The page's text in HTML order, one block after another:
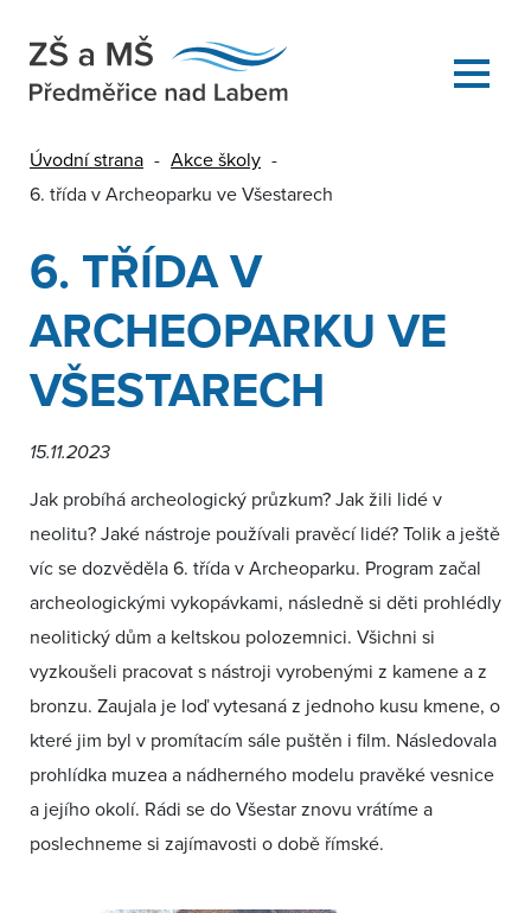
Úvodní strana - Akce školy -
6. třída v Archeoparku ve Všestarech
6. TŘÍDA V
ARCHEOPARKU VE
VŠESTARECH
15.11.2023
Jak probíhá archeologický průzkum? Jak žili lidé v
neolitu? Jaké nástroje používali pravěcí lidé? Tolik a ještě
víc se dozvěděla 6. třída v Archeoparku. Program začal
archeologickými vykopávkami, následně si děti prohlédly
neolitický dům a keltskou polozemnici. Všichni si
vyzkoušeli pracovat s nástroji vyrobenými z kamene a z
bronzu. Zaujala je loď vytesaná z jednoho kusu kmene, o
které jim byl v promítacím sále puštěn i film. Následovala
prohlídka muzea a nádherného modelu pravěké vesnice
a jejího okolí. Rádi se do Všestar znovu vrátíme a
poslechneme si zajímavosti o době římské.